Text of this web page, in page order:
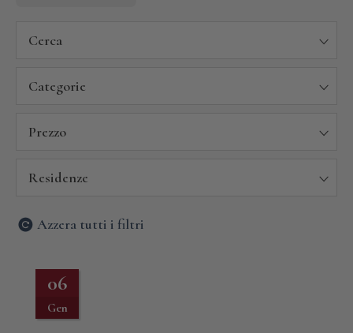
Cerca
Categorie
Prezzo
Residenze
Azzera tutti i filtri
06
Gen